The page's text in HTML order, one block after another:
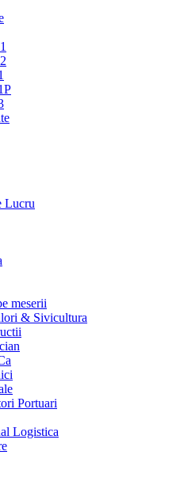
Lucru
meserii
& Sivicultura
Portuari
Logistica